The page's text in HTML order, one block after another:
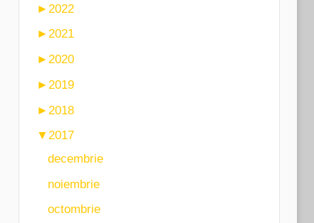
► 2022
► 2021
► 2020
► 2019
► 2018
▼2017
decembrie
noiembrie
octombrie